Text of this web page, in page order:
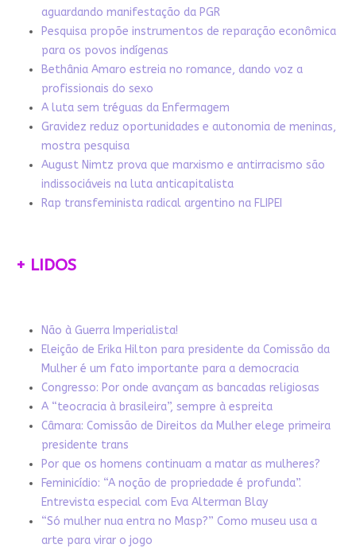
aguardando manifestação da PGR
Pesquisa propõe instrumentos de reparação econômica
para os povos indígenas
Bethânia Amaro estreia no romance, dando voz a
profissionais do sexo
A luta sem tréguas da Enfermagem
Gravidez reduz oportunidades e autonomia de meninas,
mostra pesquisa
August Nimtz prova que marxismo e antirracismo são
indissociáveis na luta anticapitalista
Rap transfeminista radical argentino na FLIPEI
+ LIDOS
Não à Guerra Imperialista!
Eleição de Erika Hilton para presidente da Comissão da
Mulher é um fato importante para a democracia
Congresso: Por onde avançam as bancadas religiosas
A “teocracia à brasileira”, sempre à espreita
Câmara: Comissão de Direitos da Mulher elege primeira
presidente trans
Por que os homens continuam a matar as mulheres?
Feminicídio: “A noção de propriedade é profunda”.
Entrevista especial com Eva Alterman Blay
“Só mulher nua entra no Masp?” Como museu usa a
arte para virar o jogo